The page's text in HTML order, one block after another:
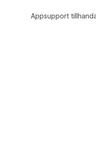
Appsupport